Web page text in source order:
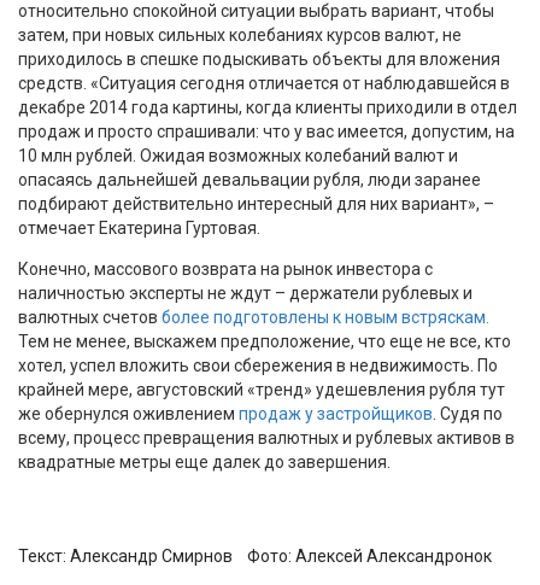
относительно спокойной ситуации выбрать вариант, чтобы
затем, при новых сильных колебаниях курсов валют, не
приходилось в спешке подыскивать объекты для вложения
средств. «Ситуация сегодня отличается от наблюдавшейся в
декабре 2014 года картины, когда клиенты приходили в отдел
продаж и просто спрашивали: что у вас имеется, допустим, на
10 млн рублей. Ожидая возможных колебаний валют и
опасаясь дальнейшей девальвации рубля, люди заранее
подбирают действительно интересный для них вариант», –
отмечает Екатерина Гуртовая.
Конечно, массового возврата на рынок инвестора с
наличностью эксперты не ждут – держатели рублевых и
валютных счетов более подготовлены к новым встряскам.
Тем не менее, выскажем предположение, что еще не все, кто
хотел, успел вложить свои сбережения в недвижимость. По
крайней мере, августовский «тренд» удешевления рубля тут
же обернулся оживлением продаж у застройщиков . Судя по
всему, процесс превращения валютных и рублевых активов в
квадратные метры еще далек до завершения.
Текст: Александр Смирнов Фото: Алексей Александронок